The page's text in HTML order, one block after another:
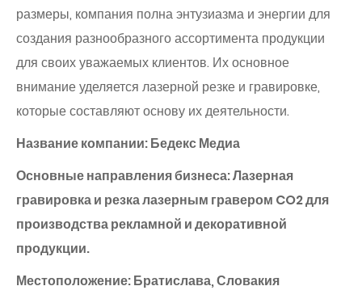
размеры, компания полна энтузиазма и энергии для
создания разнообразного ассортимента продукции
для своих уважаемых клиентов. Их основное
внимание уделяется лазерной резке и гравировке,
которые составляют основу их деятельности.
Название компании: Бедекс Медиа
Основные направления бизнеса: Лазерная
гравировка и резка лазерным гравером CO2 для
производства рекламной и декоративной
продукции.
Местоположение: Братислава, Словакия